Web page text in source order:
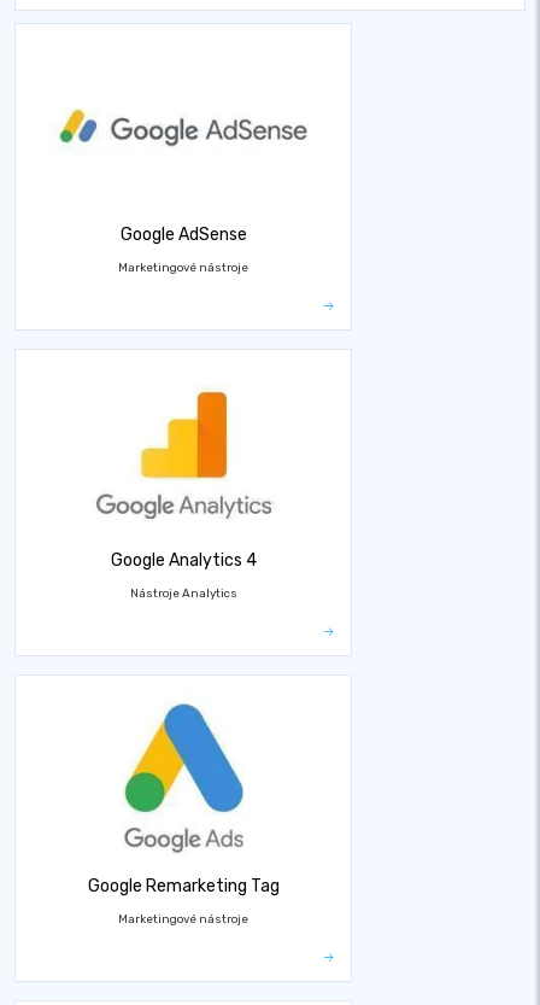
Google AdSense
Marketingové nástroje
Google Analytics 4
Nástroje Analytics
Google Remarketing Tag
Marketingové nástroje